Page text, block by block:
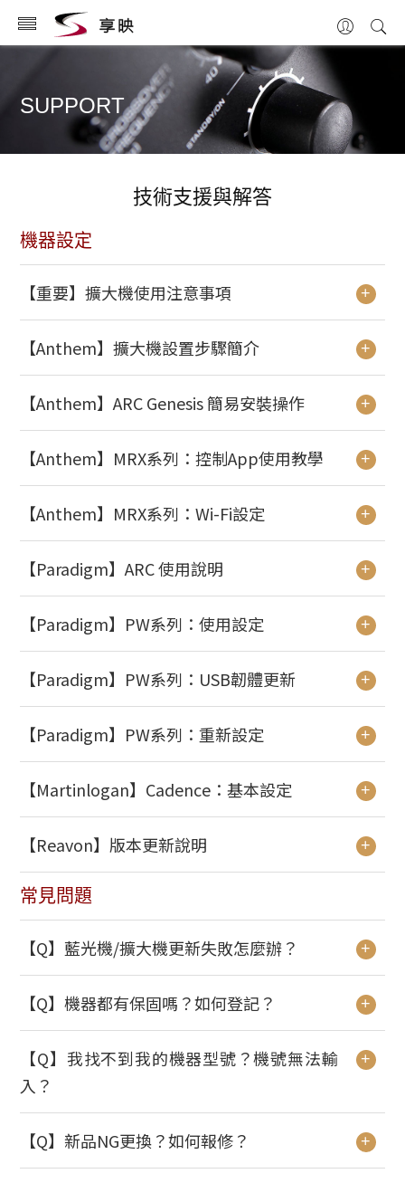
SUPPORT
技術支援與解答
機器設定
+
【重要】擴大機使用注意事項
+
【Anthem】擴大機設置步驟簡介
+
【Anthem】ARC Genesis 簡易安裝操作
+
【Anthem】MRX系列：控制App使用教學
+
【Anthem】MRX系列：Wi-Fi設定
+
【Paradigm】ARC 使用說明
+
【Paradigm】PW系列：使用設定
+
【Paradigm】PW系列：USB韌體更新
+
【Paradigm】PW系列：重新設定
+
【Martinlogan】Cadence：基本設定
+
【Reavon】版本更新說明
常見問題
+
【Q】藍光機/擴大機更新失敗怎麼辦？
+
【Q】機器都有保固嗎？如何登記？
+
【Q】我找不到我的機器型號？機號無法輸
入？
+
【Q】新品NG更換？如何報修？